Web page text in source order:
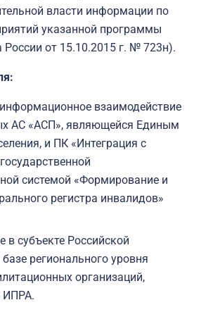
власти информации по
указанной программы
от 15.10.2015 г. № 723н).
взаимодействие
АС «АСП», являющейся Единым
и ПК «Интеграция с
системой «Формирование и
регистра инвалидов»
в субъекте Российской
регионального уровня
организаций,
ИПРА.